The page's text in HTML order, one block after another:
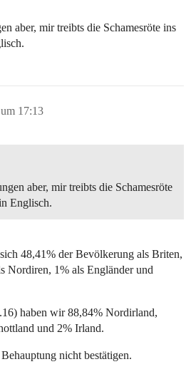
aber, mir treibts die Schamesröte ins
17:13
aber, mir treibts die Schamesröte
Englisch.
48,41% der Bevölkerung als Briten,
Nordiren, 1% als Engländer und
haben wir 88,84% Nordirland,
und 2% Irland.
nicht bestätigen.